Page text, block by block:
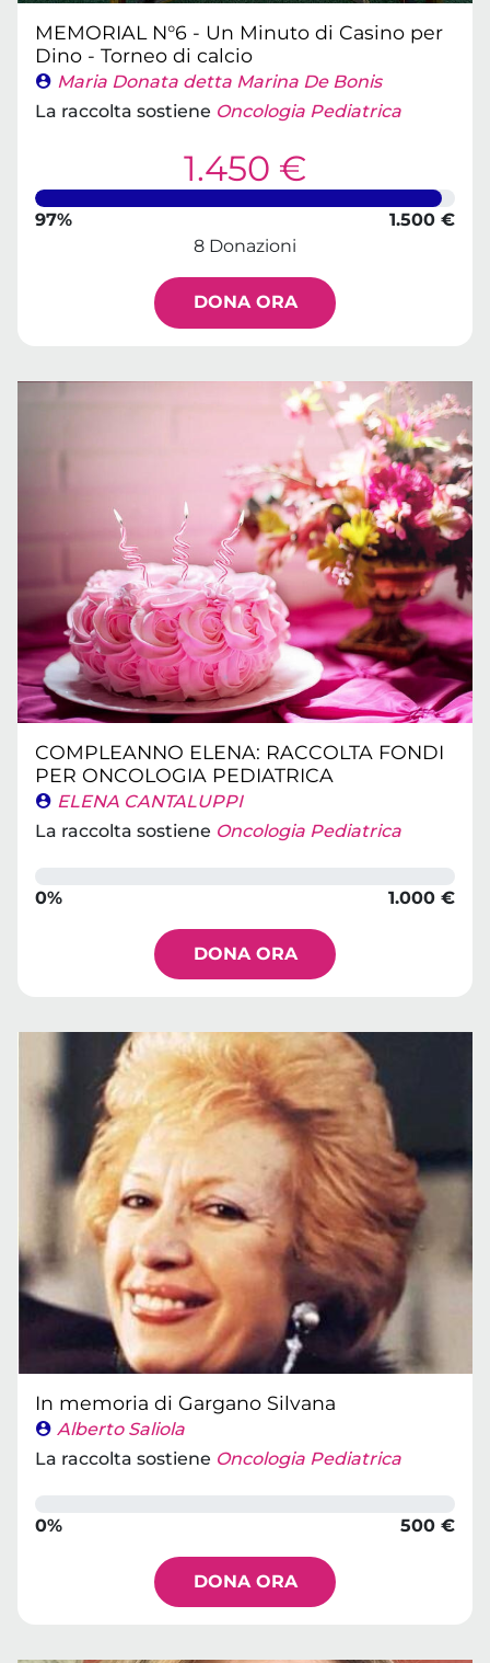
MEMORIAL N°6 - Un Minuto di Casino per
Dino - Torneo di calcio
Maria Donata detta Marina De Bonis
La raccolta sostiene Oncologia Pediatrica
1.450 €
97%
1.500 €
8 Donazioni
DONA ORA
COMPLEANNO ELENA: RACCOLTA FONDI
PER ONCOLOGIA PEDIATRICA
ELENA CANTALUPPI
La raccolta sostiene Oncologia Pediatrica
0% 1.000 €
DONA ORA
In memoria di Gargano Silvana
Alberto Saliola
La raccolta sostiene Oncologia Pediatrica
0% 500 €
DONA ORA